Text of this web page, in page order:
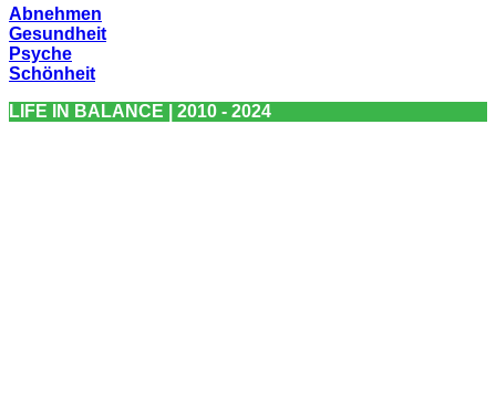
Abnehmen
Gesundheit
Psyche
Schönheit
LIFE IN BALANCE | 2010 - 2024